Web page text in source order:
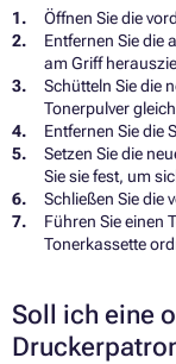
Öffnen Sie die
Entfernen Sie die
am Griff
Schütteln Sie die
Tonerpulver
Entfernen Sie die
Setzen Sie die
Sie sie fest, um
Schließen Sie die
Führen Sie einen
Tonerkassette
Soll ich eine